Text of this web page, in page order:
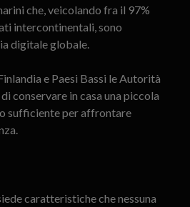
che, veicolando fra il 97%
intercontinentali, sono
digitale globale.
e Paesi Bassi le Autorità
conservare in casa una piccola
sufficiente per affrontare
caratteristiche che nessuna